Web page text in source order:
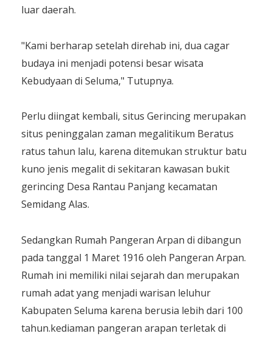
luar daerah.
"Kami berharap setelah direhab ini, dua cagar
budaya ini menjadi potensi besar wisata
Kebudyaan di Seluma," Tutupnya.
Perlu diingat kembali, situs Gerincing merupakan
situs peninggalan zaman megalitikum Beratus
ratus tahun lalu, karena ditemukan struktur batu
kuno jenis megalit di sekitaran kawasan bukit
gerincing Desa Rantau Panjang kecamatan
Semidang Alas.
Sedangkan Rumah Pangeran Arpan di dibangun
pada tanggal 1 Maret 1916 oleh Pangeran Arpan.
Rumah ini memiliki nilai sejarah dan merupakan
rumah adat yang menjadi warisan leluhur
Kabupaten Seluma karena berusia lebih dari 100
tahun.kediaman pangeran arapan terletak di